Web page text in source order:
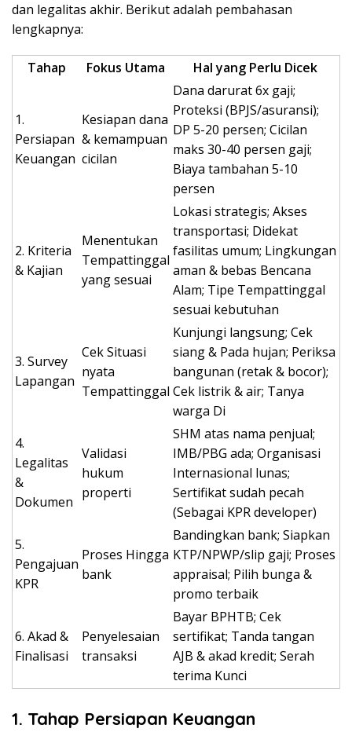
dan legalitas akhir. Berikut adalah pembahasan
lengkapnya:
Tahap Fokus Utama Hal yang Perlu Dicek
1.
Persiapan
Keuangan
Kesiapan dana
& kemampuan
cicilan
Dana darurat 6x gaji;
Proteksi (BPJS/asuransi);
DP 5-20 persen; Cicilan
maks 30-40 persen gaji;
Biaya tambahan 5-10
persen
2. Kriteria
& Kajian
Menentukan
Tempattinggal
yang sesuai
Lokasi strategis; Akses
transportasi; Didekat
fasilitas umum; Lingkungan
aman & bebas Bencana
Alam; Tipe Tempattinggal
sesuai kebutuhan
3. Survey
Lapangan
Cek Situasi
nyata
Tempattinggal
Kunjungi langsung; Cek
siang & Pada hujan; Periksa
bangunan (retak & bocor);
Cek listrik & air; Tanya
warga Di
4.
Legalitas
&
Dokumen
Validasi
hukum
properti
SHM atas nama penjual;
IMB/PBG ada; Organisasi
Internasional lunas;
Sertifikat sudah pecah
(Sebagai KPR developer)
5.
Pengajuan
KPR
Proses Hingga
bank
Bandingkan bank; Siapkan
KTP/NPWP/slip gaji; Proses
appraisal; Pilih bunga &
promo terbaik
6. Akad &
Finalisasi
Penyelesaian
transaksi
Bayar BPHTB; Cek
sertifikat; Tanda tangan
AJB & akad kredit; Serah
terima Kunci
1. Tahap Persiapan Keuangan